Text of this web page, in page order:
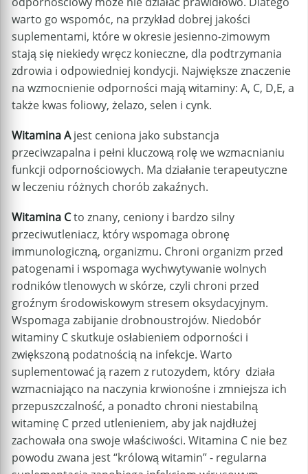
warto go wspomóc, na przykład dobrej jakości
suplementami, które w okresie jesienno-zimowym
stają się niekiedy wręcz konieczne, dla podtrzymania
zdrowia i odpowiedniej kondycji. Największe znaczenie
na wzmocnienie odporności mają witaminy: A, C, D,E, a
także kwas foliowy, żelazo, selen i cynk.
Witamina Ajest ceniona jako substancja
przeciwzapalna i pełni kluczową rolę we wzmacnianiu
funkcji odpornościowych. Ma działanie terapeutyczne
w leczeniu różnych chorób zakaźnych.
Witamina Cto znany, ceniony i bardzo silny
przeciwutleniacz, który wspomaga obronę
immunologiczną, organizmu. Chroni organizm przed
patogenami i wspomaga wychwytywanie wolnych
rodników tlenowych w skórze, czyli chroni przed
groźnym środowiskowym stresem oksydacyjnym.
Wspomaga zabijanie drobnoustrojów. Niedobór
witaminy C skutkuje osłabieniem odporności i
zwiększoną podatnością na infekcje. Warto
suplementować ją razem z rutozydem, który działa
wzmacniająco na naczynia krwionośne i zmniejsza ich
przepuszczalność, a ponadto chroni niestabilną
witaminę C przed utlenieniem, aby jak najdłużej
zachowała ona swoje właściwości. Witamina C nie bez
powodu zwana jest “królową witamin” - regularna